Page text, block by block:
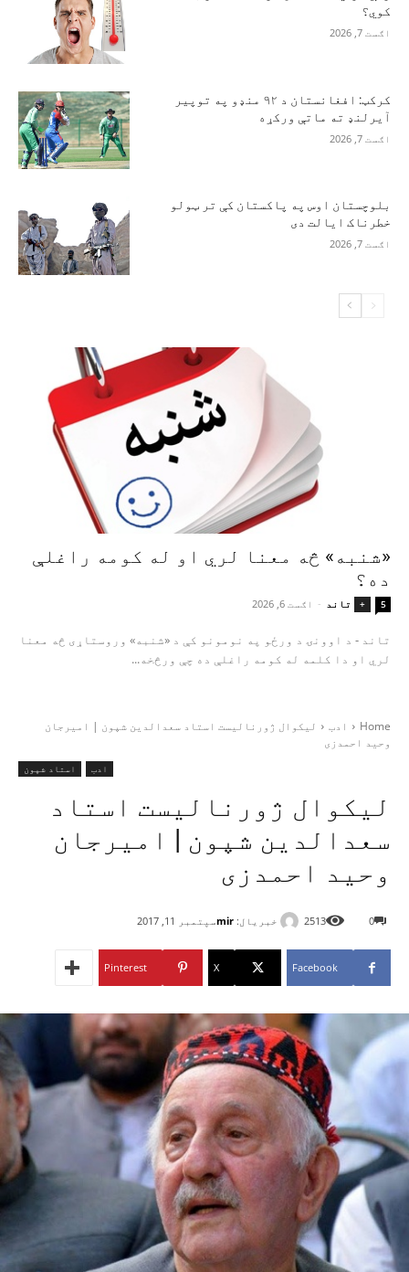
کوي؟
اګست 7, 2026
کرکټ: افغانستان د ۹۲ منډو په توپیر
آیرلنډ ته ماتې ورکړه
اګست 7, 2026
بلوچستان اوس په پاکستان کې تر ټولو
خطرناک ایالت دی
اګست 7, 2026
«شنبه» څه معنا لري او له کومه راغلې
ده؟
+ تاند - اګست 6, 2026 5
تاند - د اوونۍ د ورځو په نومونو کې د «شنبه» وروستاړی څه معنا
لري او دا کلمه له کومه راغلې ده چې ورڅخه...